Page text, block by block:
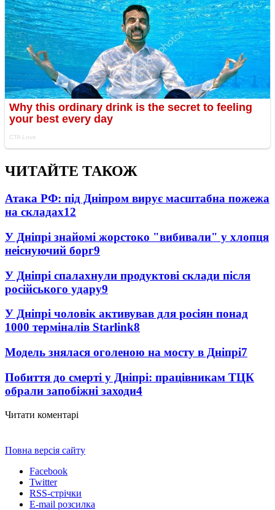
ЧИТАЙТЕ ТАКОЖ
Атака РФ: під Дніпром вирує масштабна пожежа
на складах12
У Дніпрі знайомі жорстоко "вибивали" у хлопця
неіснуючий борг9
У Дніпрі спалахнули продуктові склади після
російського удару9
У Дніпрі чоловік активував для росіян понад
1000 терміналів Starlink8
Модель знялася оголеною на мосту в Дніпрі7
Побиття до смерті у Дніпрі: працівникам ТЦК
обрали запобіжні заходи4
Читати коментарі
Повна версія сайту
Facebook
Twitter
RSS-стрічки
E-mail розсилка